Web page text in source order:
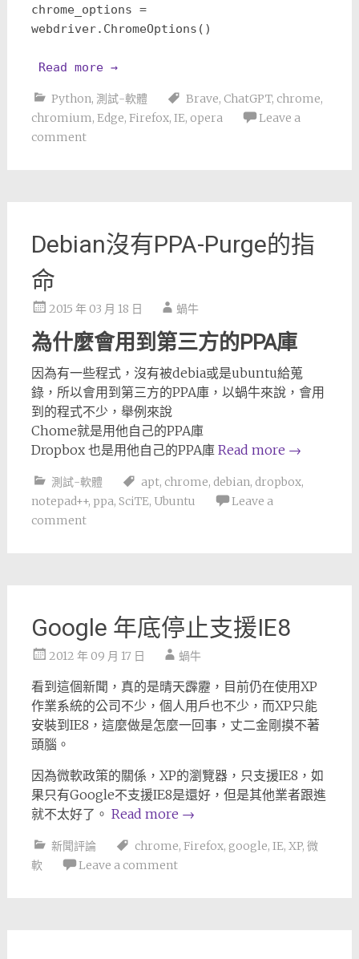
chrome_options =
webdriver.ChromeOptions()
Read more →
Python, 測試-軟體 Brave, ChatGPT, chrome,
chromium, Edge, Firefox, IE, opera
Leave a
comment
Debian沒有PPA-Purge的指
命
2015 年 03 月 18 日 蝸牛
為什麼會用到第三方的PPA庫
因為有一些程式，沒有被debia或是ubuntu給蒐
錄，所以會用到第三方的PPA庫，以蝸牛來說，會用
到的程式不少，舉例來說
Chome就是用他自己的PPA庫
Dropbox 也是用他自己的PPA庫 Read more →
測試-軟體 apt, chrome, debian, dropbox,
notepad++, ppa, SciTE, Ubuntu
Leave a
comment
Google 年底停止支援IE8
2012 年 09 月 17 日 蝸牛
看到這個新聞，真的是晴天霹靂，目前仍在使用XP
作業系統的公司不少，個人用戶也不少，而XP只能
安裝到IE8，這麼做是怎麼一回事，丈二金剛摸不著
頭腦。
因為微軟政策的關係，XP的瀏覽器，只支援IE8，如
果只有Google不支援IE8是還好，但是其他業者跟進
就不太好了。 Read more →
新聞評論 chrome, Firefox, google, IE, XP, 微
軟
Leave a comment